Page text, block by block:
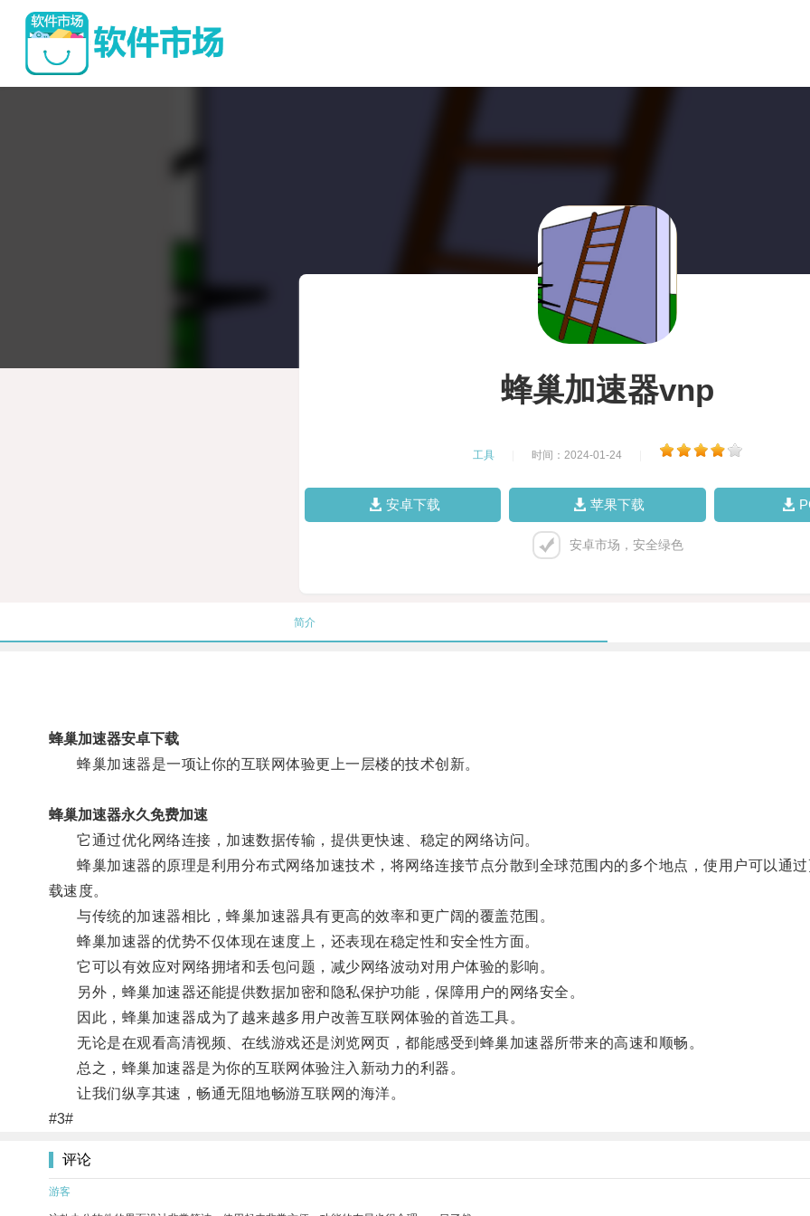
蜂巢加速器vnp
工具 时间：2024-01-24
安卓下载 苹果下载
安卓市场，安全绿色
简介
蜂巢加速器安卓下载
蜂巢加速器是一项让你的互联网体验更上一层楼的技术创新。
蜂巢加速器永久免费加速
它通过优化网络连接，加速数据传输，提供更快速、稳定的网络访问。
蜂巢加速器的原理是利用分布式网络加速技术，将网络连接节点分散到全球范围内的多个地点，使用户可以通
载速度。
与传统的加速器相比，蜂巢加速器具有更高的效率和更广阔的覆盖范围。
蜂巢加速器的优势不仅体现在速度上，还表现在稳定性和安全性方面。
它可以有效应对网络拥堵和丢包问题，减少网络波动对用户体验的影响。
另外，蜂巢加速器还能提供数据加密和隐私保护功能，保障用户的网络安全。
因此，蜂巢加速器成为了越来越多用户改善互联网体验的首选工具。
无论是在观看高清视频、在线游戏还是浏览网页，都能感受到蜂巢加速器所带来的高速和顺畅。
总之，蜂巢加速器是为你的互联网体验注入新动力的利器。
让我们纵享其速，畅通无阻地畅游互联网的海洋。
#3#
评论
游客